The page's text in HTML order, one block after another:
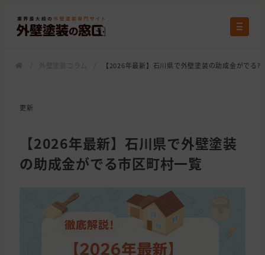
【2026年最新】石川県で外壁塗装の助成金がでる
更新
【2026年最新】石川県で外壁塗装
の助成金がでる市区町村一覧